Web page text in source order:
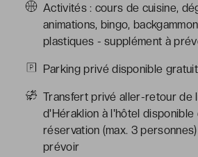
Activités : cours de cuisine,
animations, bingo,
plastiques - supplément à
Parking privé disponible
Transfert privé aller-retour de
d'Héraklion à l'hôtel disponible
réservation (max. 3
prévoir